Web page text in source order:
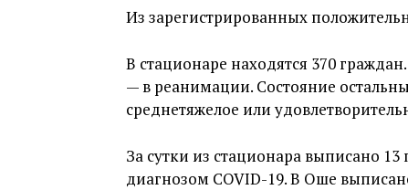
Из зарегистрированных
В стационаре находятся 370
— в реанимации. Состояние
среднетяжелое или
За сутки из стационара выписано
диагнозом COVID-19. В Оше